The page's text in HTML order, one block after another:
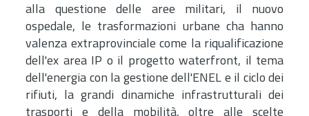
alla questione delle aree militari, il nuovo
ospedale, le trasformazioni urbane cha hanno
valenza extraprovinciale come la riqualificazione
dell'ex area IP o il progetto waterfront, il tema
dell'energia con la gestione dell'ENEL e il ciclo dei
rifiuti, la grandi dinamiche infrastrutturali dei
trasporti e della mobilità, oltre alle scelte